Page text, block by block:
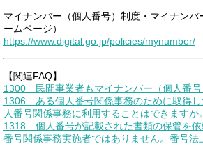
マイナンバー（個人番号）制度・マイナンバ
ームページ）
https://www.digital.go.jp/policies/mynumber/
【関連FAQ】
1300 民間事業者もマイナンバー（個人番号
1306 ある個人番号関係事務のために取得し
人番号関係事務に利用することはできますか。
1318 個人番号が記載された書類の保管を依
番号関係事務実施者ではありません。番号法